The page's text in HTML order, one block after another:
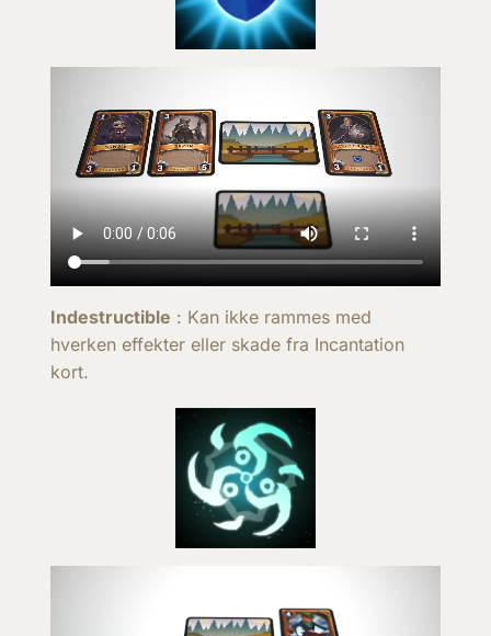
Indestructible : Kan ikke rammes med
hverken effekter eller skade fra Incantation
kort.